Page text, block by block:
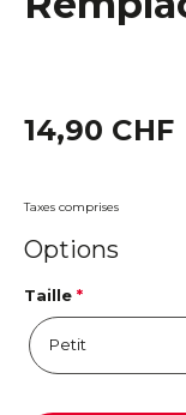
14,90 CHF
Taxes comprises
Options
Taille *